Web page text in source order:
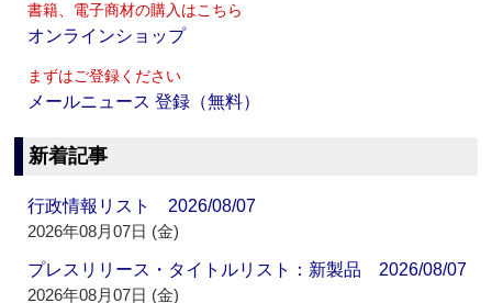
書籍、電子商材の購入はこちら
オンラインショップ
まずはご登録ください
メールニュース 登録（無料）
新着記事
行政情報リスト 2026/08/07
2026年08月07日 (金)
プレスリリース・タイトルリスト：新製品 2026/08/07
2026年08月07日 (金)